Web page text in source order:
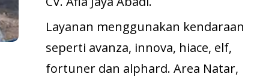
Layanan menggunakan kendaraan
seperti avanza, innova, hiace, elf,
fortuner dan alphard. Area Natar,